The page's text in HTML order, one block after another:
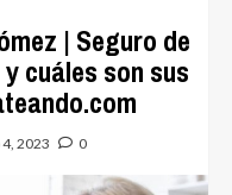
| Seguro de
cuáles son sus
2023 0